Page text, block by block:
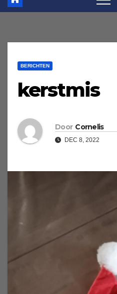
BERICHTEN
kerstmis
Door Cornelis
DEC 8, 2022